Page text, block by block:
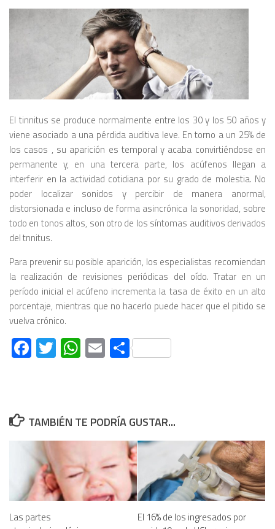
El tinnitus se produce normalmente entre los 30 y los 50 años y
viene asociado a una pérdida auditiva leve. En torno a un 25% de
los casos , su aparición es temporal y acaba convirtiéndose en
permanente y, en una tercera parte, los acúfenos llegan a
interferir en la actividad cotidiana por su grado de molestia. No
poder localizar sonidos y percibir de manera anormal,
distorsionada e incluso de forma asincrónica la sonoridad, sobre
todo en tonos altos, son otro de los síntomas auditivos derivados
del tnnitus.
Para prevenir su posible aparición, los especialistas recomiendan
la realización de revisiones periódicas del oído. Tratar en un
período inicial el acúfeno incrementa la tasa de éxito en un alto
porcentaje, mientras que no hacerlo puede hacer que el pitido se
vuelva crónico.
Facebook
Twitter
WhatsApp
EmailCompartir
TAMBIÉN TE PODRÍA GUSTAR...
Las partes
El 16% de los ingresados por